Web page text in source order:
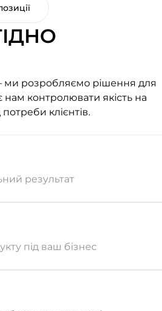
ми розробляємо рішення для
контролювати якість на
клієнтів.
результат
під ваш бізнес